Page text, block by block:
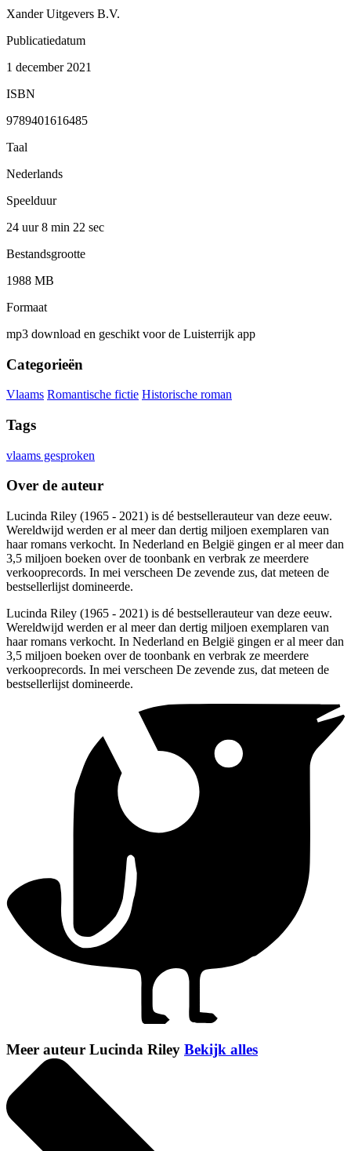
Xander Uitgevers B.V.
Publicatiedatum
1 december 2021
ISBN
9789401616485
Taal
Nederlands
Speelduur
24 uur 8 min 22 sec
Bestandsgrootte
1988 MB
Formaat
mp3 download en geschikt voor de Luisterrijk app
Categorieën
Vlaams Romantische fictie Historische roman
Tags
vlaams gesproken
Over de auteur
Lucinda Riley (1965 - 2021) is dé bestsellerauteur van deze eeuw.
Wereldwijd werden er al meer dan dertig miljoen exemplaren van
haar romans verkocht. In Nederland en België gingen er al meer dan
3,5 miljoen boeken over de toonbank en verbrak ze meerdere
verkooprecords. In mei verscheen De zevende zus, dat meteen de
bestsellerlijst domineerde.
Lucinda Riley (1965 - 2021) is dé bestsellerauteur van deze eeuw.
Wereldwijd werden er al meer dan dertig miljoen exemplaren van
haar romans verkocht. In Nederland en België gingen er al meer dan
3,5 miljoen boeken over de toonbank en verbrak ze meerdere
verkooprecords. In mei verscheen De zevende zus, dat meteen de
bestsellerlijst domineerde.
Meer auteur Lucinda Riley Bekijk alles